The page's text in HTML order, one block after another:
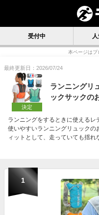
受付中
本ページはプ
最終更新日：2026/07/24
決定
ランニングリ
ックサックの
ランニングをするときに使える
使いやすいランニングリュックの
ィットとして、走っていても揺れ
1